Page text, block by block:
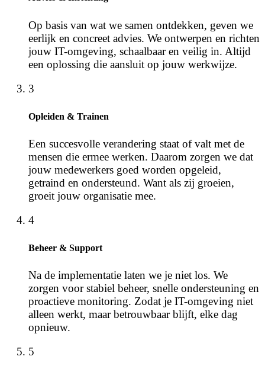
Op basis van wat we samen ontdekken, geven we
eerlijk en concreet advies. We ontwerpen en richten
jouw IT-omgeving, schaalbaar en veilig in. Altijd
een oplossing die aansluit op jouw werkwijze.
3
Opleiden & Trainen
Een succesvolle verandering staat of valt met de
mensen die ermee werken. Daarom zorgen we dat
jouw medewerkers goed worden opgeleid,
getraind en ondersteund. Want als zij groeien,
groeit jouw organisatie mee.
4
Beheer & Support
Na de implementatie laten we je niet los. We
zorgen voor stabiel beheer, snelle ondersteuning en
proactieve monitoring. Zodat je IT-omgeving niet
alleen werkt, maar betrouwbaar blijft, elke dag
opnieuw.
5